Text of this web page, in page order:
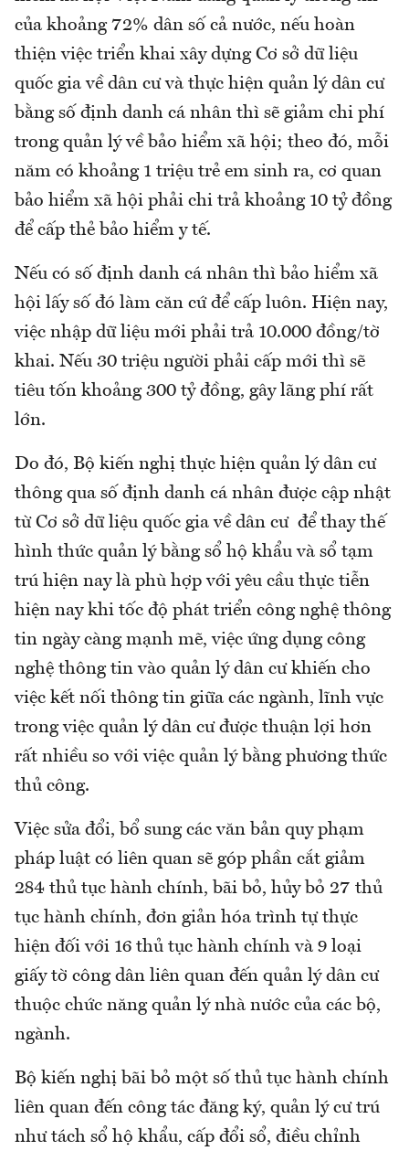
của khoảng 72% dân số cả nước, nếu hoàn
thiện việc triển khai xây dựng Cơ sở dữ liệu
quốc gia về dân cư và thực hiện quản lý dân cư
bằng số định danh cá nhân thì sẽ giảm chi phí
trong quản lý về bảo hiểm xã hội; theo đó, mỗi
năm có khoảng 1 triệu trẻ em sinh ra, cơ quan
bảo hiểm xã hội phải chi trả khoảng 10 tỷ đồng
để cấp thẻ bảo hiểm y tế.
Nếu có số định danh cá nhân thì bảo hiểm xã
hội lấy số đó làm căn cứ để cấp luôn. Hiện nay,
việc nhập dữ liệu mới phải trả 10.000 đồng/tờ
khai. Nếu 30 triệu người phải cấp mới thì sẽ
tiêu tốn khoảng 300 tỷ đồng, gây lãng phí rất
lớn.
Do đó, Bộ kiến nghị thực hiện quản lý dân cư
thông qua số định danh cá nhân được cập nhật
từ Cơ sở dữ liệu quốc gia về dân cư để thay thế
hình thức quản lý bằng sổ hộ khẩu và sổ tạm
trú hiện nay là phù hợp với yêu cầu thực tiễn
hiện nay khi tốc độ phát triển công nghệ thông
tin ngày càng mạnh mẽ, việc ứng dụng công
nghệ thông tin vào quản lý dân cư khiến cho
việc kết nối thông tin giữa các ngành, lĩnh vực
trong việc quản lý dân cư được thuận lợi hơn
rất nhiều so với việc quản lý bằng phương thức
thủ công.
Việc sửa đổi, bổ sung các văn bản quy phạm
pháp luật có liên quan sẽ góp phần cắt giảm
284 thủ tục hành chính, bãi bỏ, hủy bỏ 27 thủ
tục hành chính, đơn giản hóa trình tự thực
hiện đối với 16 thủ tục hành chính và 9 loại
giấy tờ công dân liên quan đến quản lý dân cư
thuộc chức năng quản lý nhà nước của các bộ,
ngành.
Bộ kiến nghị bãi bỏ một số thủ tục hành chính
liên quan đến công tác đăng ký, quản lý cư trú
như tách sổ hộ khẩu, cấp đổi sổ, điều chỉnh